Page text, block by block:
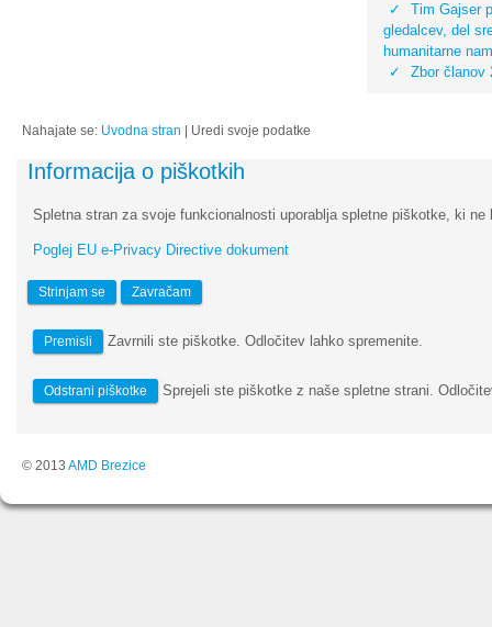
Tim Gajser
gledalcev, del
humanitarne
Zbor članov
Nahajate se: Uvodna stran Uredi svoje podatke
Informacija o piškotkih
Spletna stran za svoje funkcionalnosti uporablja spletne piškotke, ki
Poglej EU e-Privacy Directive dokument
Strinjam se Zavračam
Premisli Zavrnili ste piškotke. Odločitev lahko spremenite.
Odstrani piškotke Sprejeli ste piškotke z naše spletne strani.
© 2013 AMD Brezice